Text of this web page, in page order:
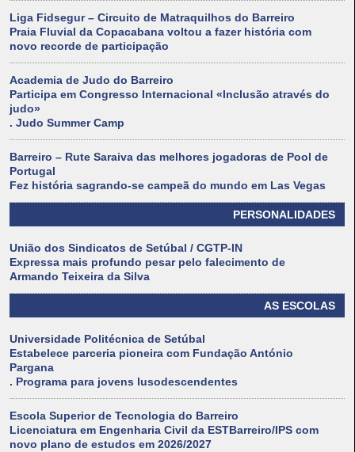
Liga Fidsegur – Circuito de Matraquilhos do Barreiro
Praia Fluvial da Copacabana voltou a fazer história com
novo recorde de participação
Academia de Judo do Barreiro
Participa em Congresso Internacional «Inclusão através do
judo»
. Judo Summer Camp
Barreiro – Rute Saraiva das melhores jogadoras de Pool de
Portugal
Fez história sagrando-se campeã do mundo em Las Vegas
PERSONALIDADES
União dos Sindicatos de Setúbal / CGTP-IN
Expressa mais profundo pesar pelo falecimento de
Armando Teixeira da Silva
AS ESCOLAS
Universidade Politécnica de Setúbal
Estabelece parceria pioneira com Fundação António
Pargana
. Programa para jovens lusodescendentes
Escola Superior de Tecnologia do Barreiro
Licenciatura em Engenharia Civil da ESTBarreiro/IPS com
novo plano de estudos em 2026/2027